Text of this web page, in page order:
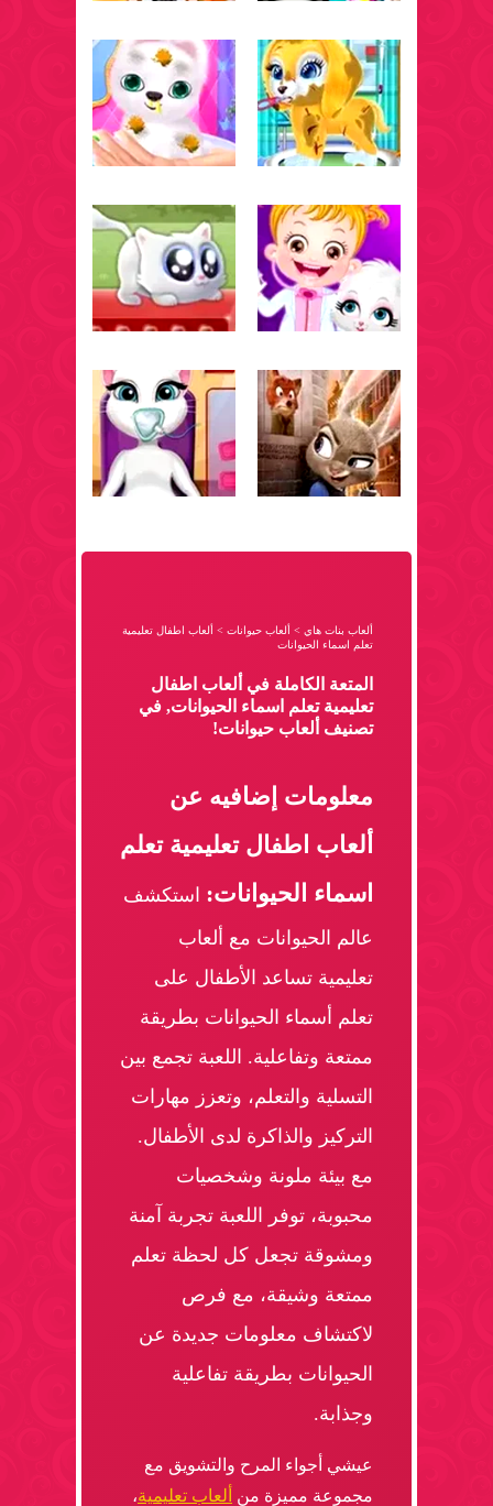
ألعاب بنات هاي > ألعاب حيوانات > ألعاب اطفال تعليمية
تعلم اسماء الحيوانات
المتعة الكاملة في ألعاب اطفال
تعليمية تعلم اسماء الحيوانات, في
تصنيف ألعاب حيوانات!
معلومات إضافيه عن
ألعاب اطفال تعليمية تعلم
اسماء الحيوانات: استكشف
عالم الحيوانات مع ألعاب
تعليمية تساعد الأطفال على
تعلم أسماء الحيوانات بطريقة
ممتعة وتفاعلية. اللعبة تجمع بين
التسلية والتعلم، وتعزز مهارات
التركيز والذاكرة لدى الأطفال.
مع بيئة ملونة وشخصيات
محبوبة، توفر اللعبة تجربة آمنة
ومشوقة تجعل كل لحظة تعلم
ممتعة وشيقة، مع فرص
لاكتشاف معلومات جديدة عن
الحيوانات بطريقة تفاعلية
وجذابة.
عيشي أجواء المرح والتشويق مع
مجموعة مميزة من ألعاب تعليمية،